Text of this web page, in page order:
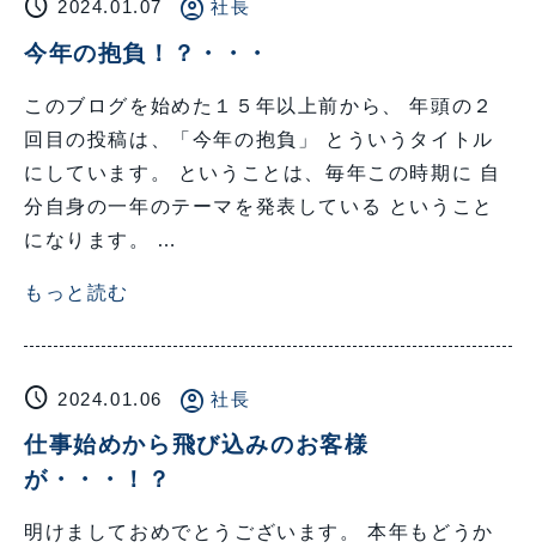
schedule 2024.01.07 account_circle 社長
今年の抱負！？・・・
このブログを始めた１５年以上前から、 年頭の２
回目の投稿は、「今年の抱負」 とういうタイトル
にしています。 ということは、毎年この時期に 自
分自身の一年のテーマを発表している ということ
になります。 …
もっと読む
schedule 2024.01.06 account_circle 社長
仕事始めから飛び込みのお客様
が・・・！？
明けましておめでとうございます。 本年もどうか